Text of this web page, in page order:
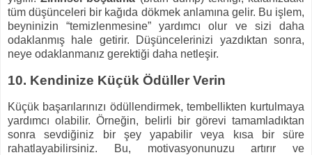
tüm düşünceleri bir kağıda dökmek anlamına gelir. Bu işlem,
beyninizin “temizlenmesine” yardımcı olur ve sizi daha
odaklanmış hale getirir. Düşüncelerinizi yazdıktan sonra,
neye odaklanmanız gerektiği daha netleşir.
10. Kendinize Küçük Ödüller Verin
Küçük başarılarınızı ödüllendirmek, tembellikten kurtulmaya
yardımcı olabilir. Örneğin, belirli bir görevi tamamladıktan
sonra sevdiğiniz bir şey yapabilir veya kısa bir süre
rahatlayabilirsiniz. Bu, motivasyonunuzu artırır ve